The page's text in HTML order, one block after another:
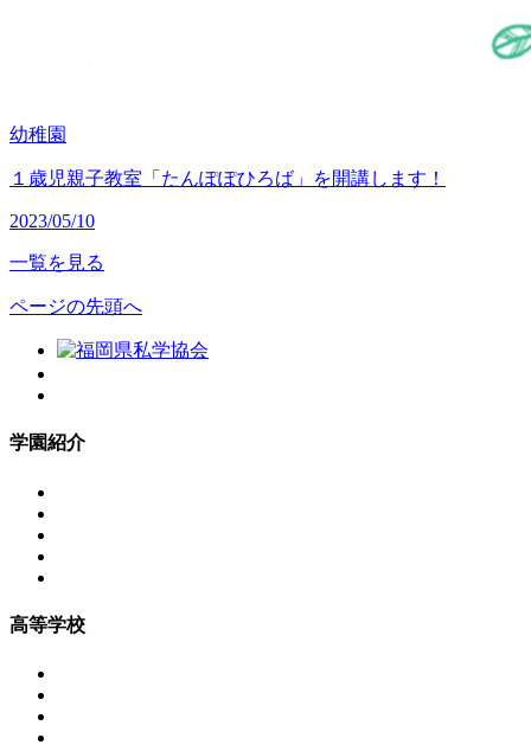
幼稚園
１歳児親子教室「たんぽぽひろば」を開講します！
2023/05/10
一覧を見る
ページの先頭へ
学園紹介
高等学校